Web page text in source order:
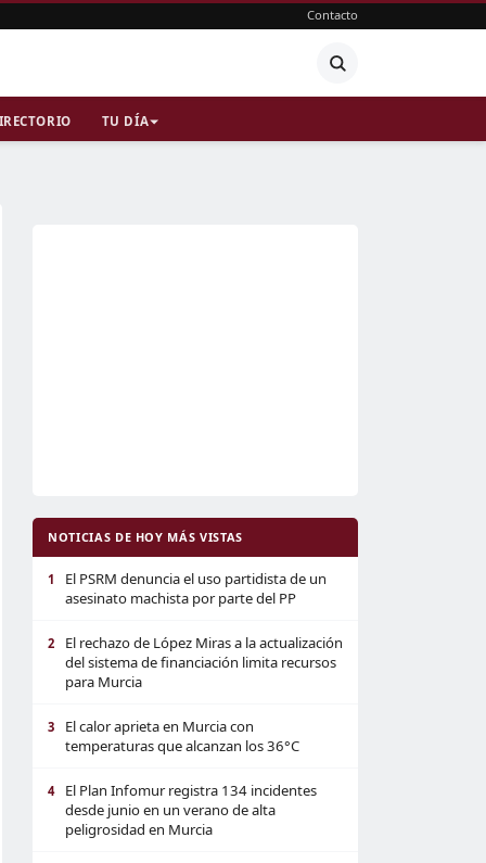
Contacto
TU DÍA
NOTICIAS DE HOY MÁS VISTAS
1
El PSRM denuncia el uso partidista de un
asesinato machista por parte del PP
2
El rechazo de López Miras a la actualización
del sistema de financiación limita recursos
para Murcia
3
El calor aprieta en Murcia con
temperaturas que alcanzan los 36°C
4
El Plan Infomur registra 134 incidentes
desde junio en un verano de alta
peligrosidad en Murcia